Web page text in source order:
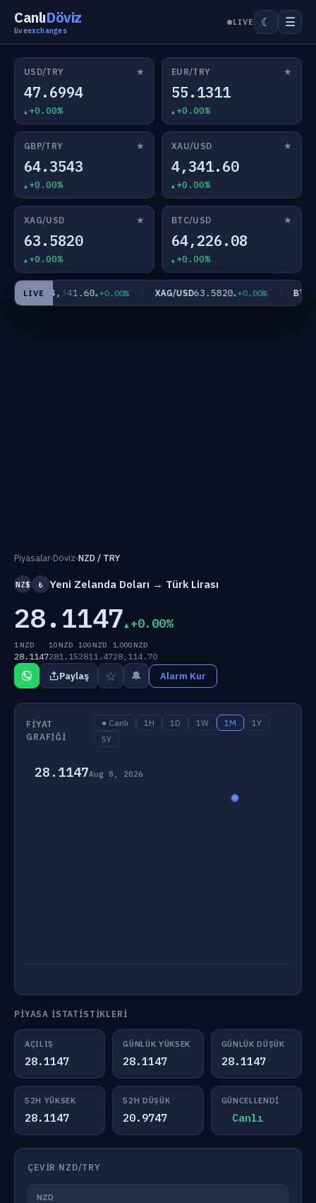
CanlıDöviz
liveexchanges
LIVE ☾ ☰
USD/TRY ★
47.6994
+0.00%
EUR/TRY ★
55.1311
+0.00%
GBP/TRY ★
64.3543
+0.00%
XAU/USD ★
4,341.60
+0.00%
XAG/USD ★
63.5820
+0.00%
BTC/USD ★
64,226.08
+0.00%
LIVE
XAU/USD 4,341.60 +0.00% XAG/USD63.5820 +0.00% BTC/
Piyasalar›Döviz›NZD / TRY
NZ$ ₺ Yeni Zelanda Doları → Türk Lirası
28.1147 +0.00%
1 NZD
28.1147
10 NZD
281.15
100 NZD
2811.47
1,000 NZD
28,114.70
Paylaş ☆ 🔔 Alarm Kur
FIYAT
GRAFIĞI
● Canlı 1H 1D 1W 1M
1Y
5Y
28.1147Aug 8, 2026
PIYASA İSTATISTIKLERI
AÇILIŞ
28.1147
GÜNLÜK YÜKSEK
28.1147
GÜNLÜK DÜŞÜK
28.1147
52H YÜKSEK
28.1147
52H DÜŞÜK
20.9747
GÜNCELLENDI
Canlı
ÇEVIR NZD/TRY
NZD